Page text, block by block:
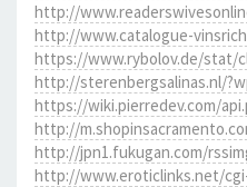
http://
http://www.catalogue-
https://www.rybolov.de/stat/
http://sterenbergsalinas.nl/
https://wiki.pierredev.com/
http://
http://jpn1.fukugan.com/
http://www.eroticlinks.net/